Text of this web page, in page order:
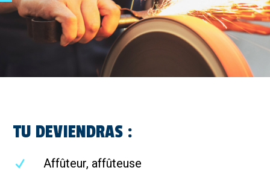
TU DEVIENDRAS :
Affûteur, affûteuse